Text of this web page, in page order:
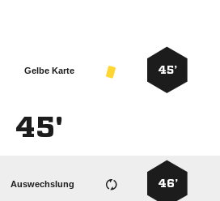
45’
Gelbe Karte
45'
46’
Auswechslung